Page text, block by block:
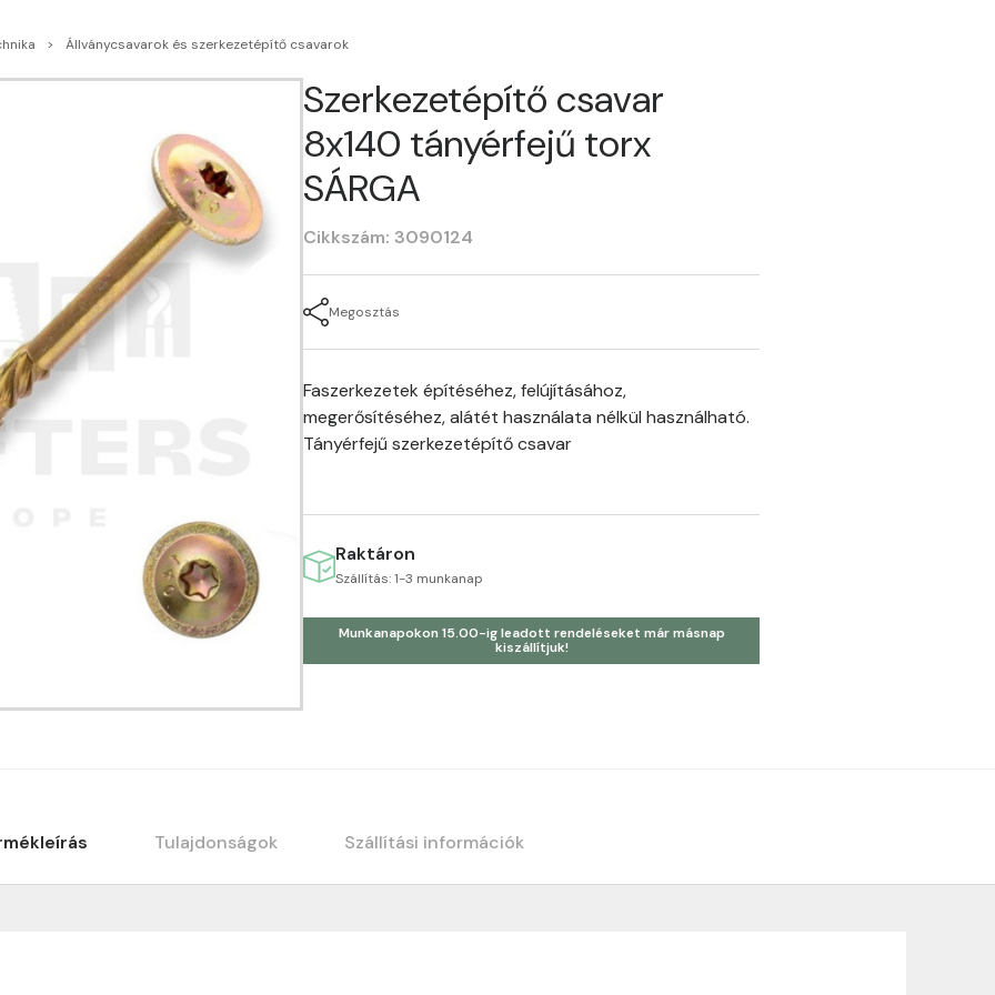
Állványcsavarok és szerkezetépítő csavarok
Szerkezetépítő csavar
8x140 tányérfejű torx
SÁRGA
Cikkszám: 3090124
Megosztás
Faszerkezetek építéséhez, felújításához,
megerősítéséhez, alátét használata nélkül használható.
Tányérfejű szerkezetépítő csavar
Raktáron
Szállítás: 1-3 munkanap
Munkanapokon 15.00-ig leadott rendeléseket már másnap
kiszállítjuk!
Tulajdonságok Szállítási információk